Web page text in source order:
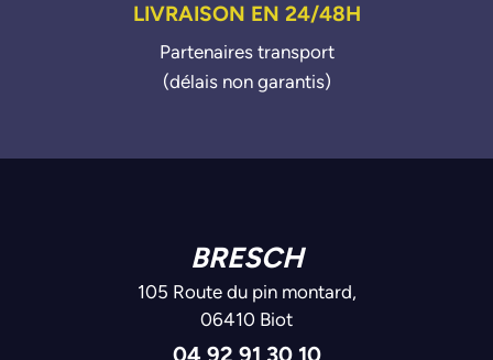
LIVRAISON EN 24/48H
Partenaires transport
(délais non garantis)
BRESCH
105 Route du pin montard,
06410 Biot
04 92 91 30 10